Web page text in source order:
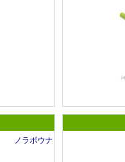
ノラボウナ